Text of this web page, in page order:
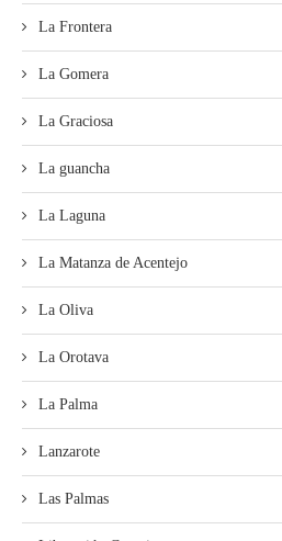
La Frontera
La Gomera
La Graciosa
La guancha
La Laguna
La Matanza de Acentejo
La Oliva
La Orotava
La Palma
Lanzarote
Las Palmas